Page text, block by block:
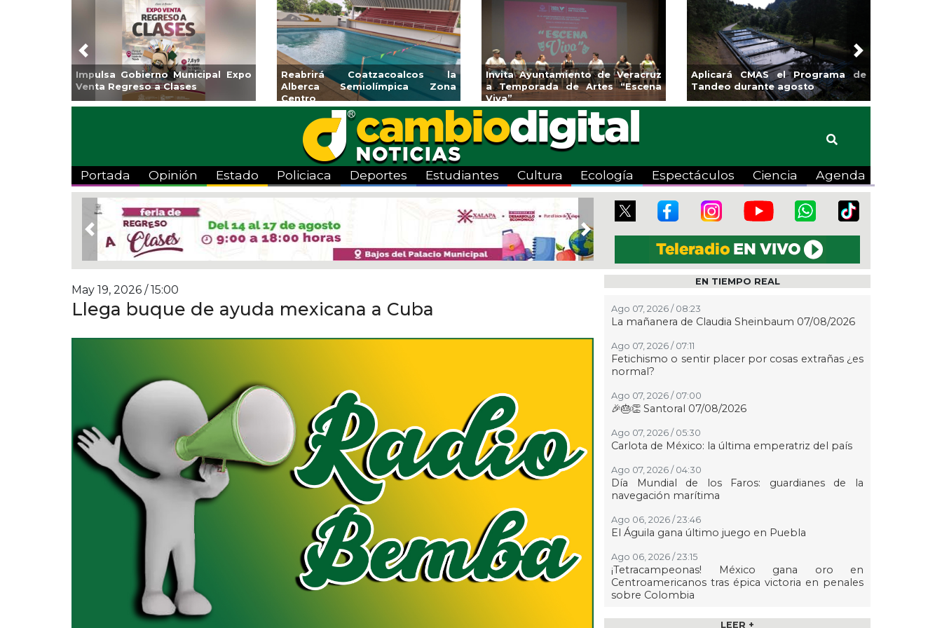
Impulsa Gobierno Municipal Expo
Venta Regreso a Clases
Reabrirá Coatzacoalcos la
Alberca Semiolímpica Zona
Centro
Invita Ayuntamiento de Veracruz
a Temporada de Artes “Escena
Viva”
Aplicará CMAS el Programa de
Tandeo durante agosto
Previous Next
Portada Opinión Estado Policiaca Deportes Estudiantes Cultura Ecología Espectáculos Ciencia Agenda
Previous Next
May 19, 2026 / 15:00
Llega buque de ayuda mexicana a Cuba
EN TIEMPO REAL
Ago 07, 2026 / 08:23
La mañanera de Claudia Sheinbaum 07/08/2026
Ago 07, 2026 / 07:11
Fetichismo o sentir placer por cosas extrañas ¿es
normal?
Ago 07, 2026 / 07:00
🎉🎂👏 Santoral 07/08/2026
Ago 07, 2026 / 05:30
Carlota de México: la última emperatriz del país
Ago 07, 2026 / 04:30
Día Mundial de los Faros: guardianes de la
navegación marítima
Ago 06, 2026 / 23:46
El Águila gana último juego en Puebla
Ago 06, 2026 / 23:15
¡Tetracampeonas! México gana oro en
Centroamericanos tras épica victoria en penales
sobre Colombia
Ago 06, 2026 / 22:53
LEER +